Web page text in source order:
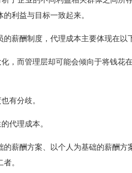
利益与目标一致起来。
薪酬制度，代理成本主要体现在以
，而管理层却可能会倾向于将钱花
有分歧。
代理成本。
薪酬方案、以个人为基础的薪酬方
。